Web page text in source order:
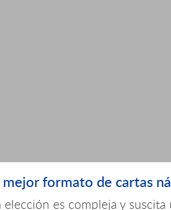
mejor formato de cartas
elección es compleja y